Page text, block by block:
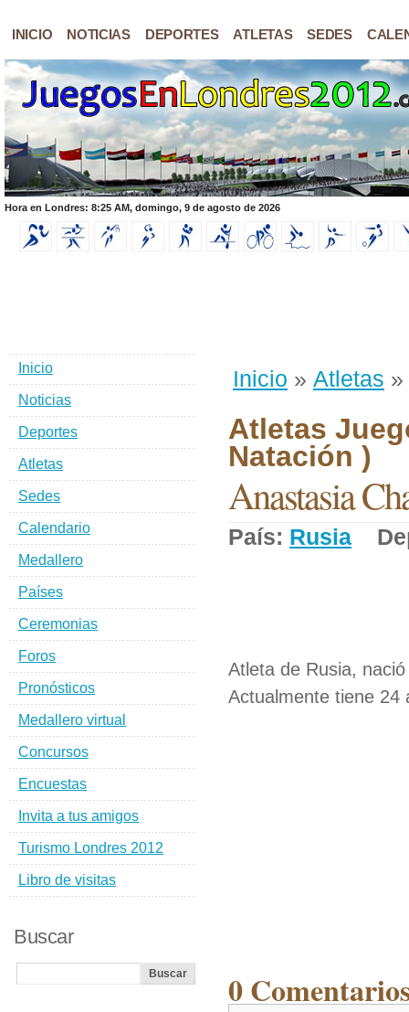
INICIO NOTICIAS DEPORTES ATLETAS SEDES
Hora en Londres: 8:25 AM, domingo, 9 de agosto de 2026
Inicio » Atletas »
Atletas
Natación )
Anastasia
País: Rusia
Atleta de Rusia,
Actualmente tiene 24
0
Inicio
Noticias
Deportes
Atletas
Sedes
Calendario
Medallero
Países
Ceremonias
Foros
Pronósticos
Medallero virtual
Concursos
Encuestas
Invita a tus amigos
Turismo Londres 2012
Libro de visitas
Buscar